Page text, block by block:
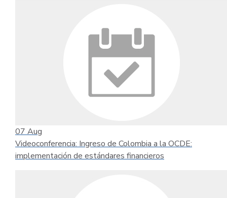
07 Aug
Videoconferencia: Ingreso de Colombia a la OCDE:
implementación de estándares financieros